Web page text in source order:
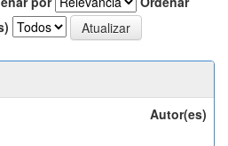
Autor(es)